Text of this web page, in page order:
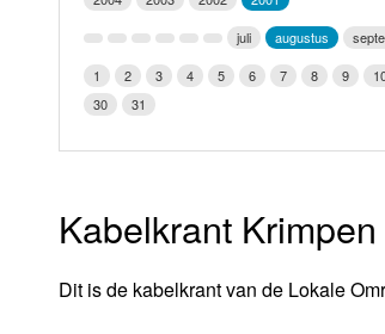
LOK schijf
Oude LOK programma's
juli
augustus
1
2 3 4 5 6 7 8 9
30
31
Kabelkrant Krimpen
Dit is de kabelkrant van de Lokale